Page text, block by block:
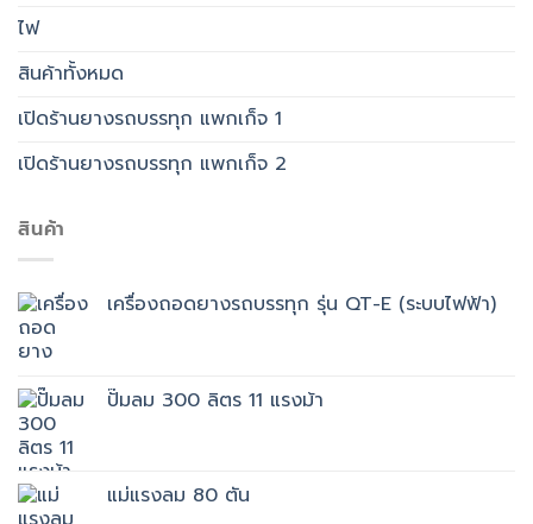
ไฟ
สินค้าทั้งหมด
เปิดร้านยางรถบรรทุก แพกเก็จ 1
เปิดร้านยางรถบรรทุก แพกเก็จ 2
สินค้า
เครื่องถอดยางรถบรรทุก รุ่น QT-E (ระบบไฟฟ้า)
ปั๊มลม 300 ลิตร 11 แรงม้า
แม่แรงลม 80 ตัน